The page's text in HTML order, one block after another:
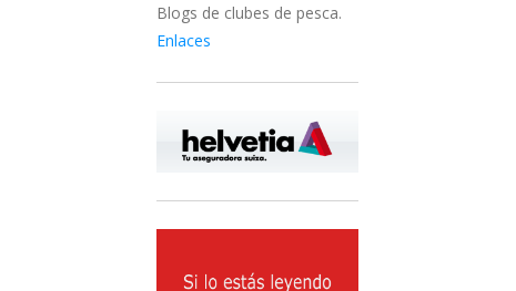
Blogs de clubes de pesca.
Enlaces